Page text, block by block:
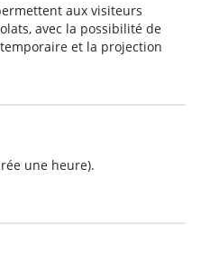
aux visiteurs
avec la possibilité de
et la projection
une heure).